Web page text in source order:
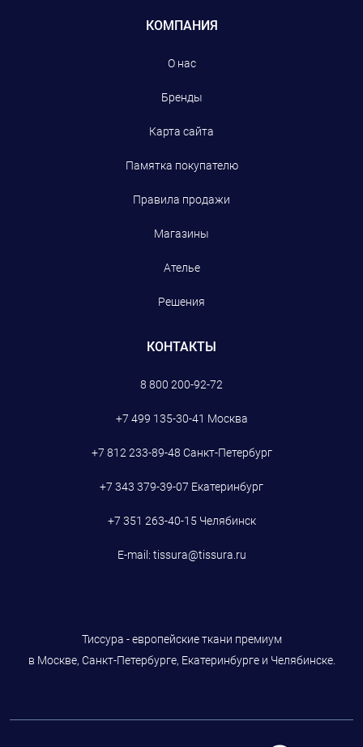
КОМПАНИЯ
О нас
Бренды
Карта сайта
Памятка покупателю
Правила продажи
Магазины
Ателье
Решения
КОНТАКТЫ
8 800 200-92-72
+7 499 135-30-41 Москва
+7 812 233-89-48 Санкт-Петербург
+7 343 379-39-07 Екатеринбург
+7 351 263-40-15 Челябинск
E-mail: tissura@tissura.ru
Тиссура - европейские ткани премиум
в Москве, Санкт-Петербурге, Екатеринбурге и Челябинске.